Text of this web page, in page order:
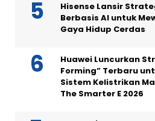
Hisense Lansir
Berbasis AI untuk
Gaya Hidup Cerdas
Huawei Luncurkan
Forming” Terbaru
Sistem Kelistrikan
The Smarter E 2026